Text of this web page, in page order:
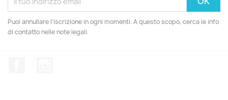
Puoi annullare l'iscrizione in ogni momenti. A questo scopo, cerca le info
di contatto nelle note legali.